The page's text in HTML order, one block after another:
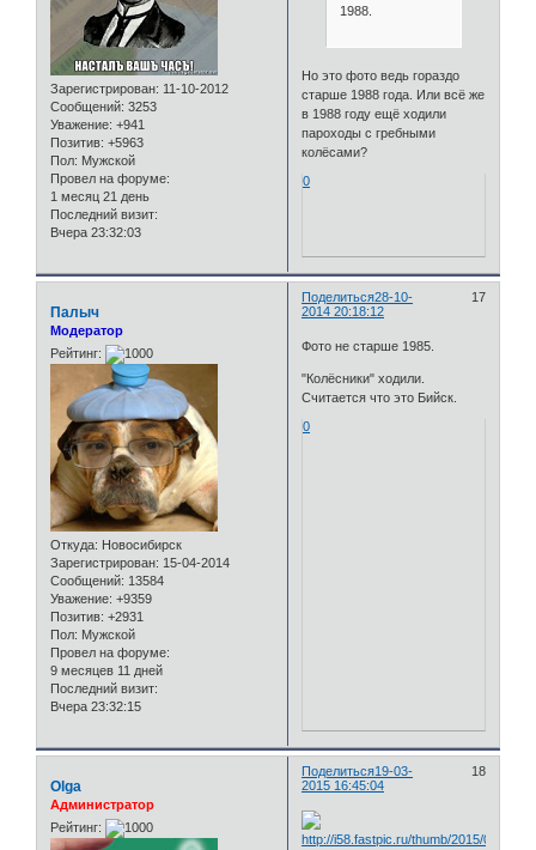
Зарегистрирован: 11-10-2012
Сообщений: 3253
Уважение: +941
Позитив: +5963
Пол: Мужской
Провел на форуме:
1 месяц 21 день
Последний визит:
Вчера 23:32:03
1988.
Но это фото ведь гораздо
старше 1988 года. Или всё же
в 1988 году ещё ходили
пароходы с гребными
колёсами?
0
Поделиться 17
28-10-
2014 20:18:12
Палыч
Модератор
Рейтинг:
Откуда: Новосибирск
Зарегистрирован: 15-04-2014
Сообщений: 13584
Уважение: +9359
Позитив: +2931
Пол: Мужской
Провел на форуме:
9 месяцев 11 дней
Последний визит:
Вчера 23:32:15
Фото не старше 1985.
"Колёсники" ходили.
Считается что это Бийск.
0
Поделиться 18
19-03-
2015 16:45:04
Olga
Администратор
Рейтинг: